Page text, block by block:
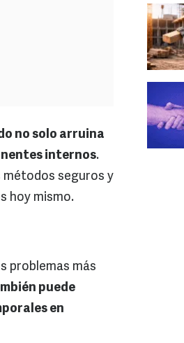
no solo arruina
internos.
métodos seguros y
hoy mismo.
problemas más
puede
en